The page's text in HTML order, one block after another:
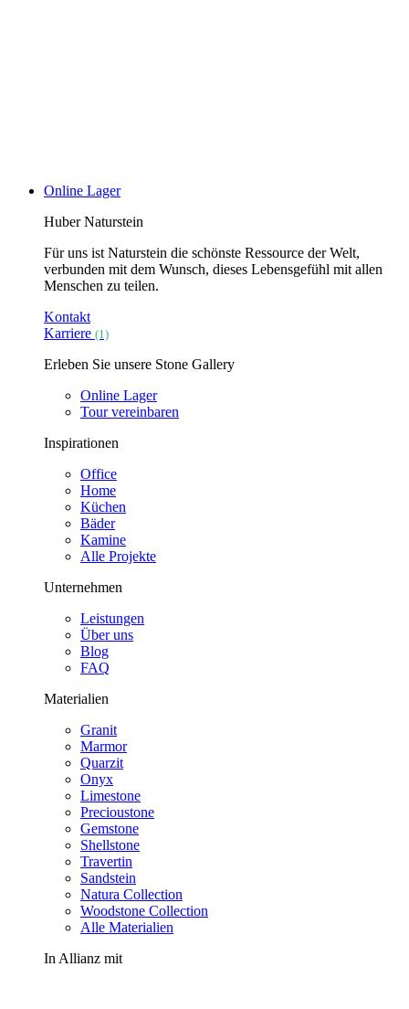
Online Lager
Huber Naturstein
Für uns ist Naturstein die schönste Ressource der Welt,
verbunden mit dem Wunsch, dieses Lebensgefühl mit allen
Menschen zu teilen.
Kontakt
Karriere (1)
Erleben Sie unsere Stone Gallery
Online Lager
Tour vereinbaren
Inspirationen
Office
Home
Küchen
Bäder
Kamine
Alle Projekte
Unternehmen
Leistungen
Über uns
Blog
FAQ
Materialien
Granit
Marmor
Quarzit
Onyx
Limestone
Precioustone
Gemstone
Shellstone
Travertin
Sandstein
Natura Collection
Woodstone Collection
Alle Materialien
In Allianz mit